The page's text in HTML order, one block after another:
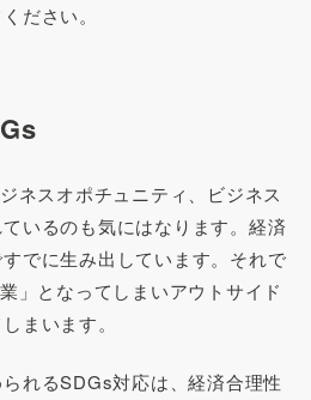
ださい。
ネスオポチュニティ、ビジネス
いるのも気にはなります。経済
でに生み出しています。それで
」となってしまいアウトサイド
まいます。
れるSDGs対応は、経済合理性